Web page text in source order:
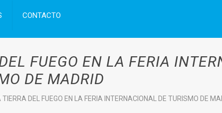
CONTACTO
FUEGO EN LA FERIA
DE MADRID
DEL FUEGO EN LA FERIA INTERNACIONAL DE TURISMO DE